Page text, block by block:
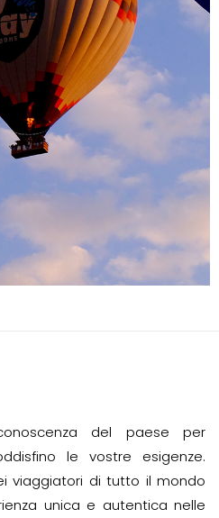
del paese per
le vostre esigenze.
viaggiatori di tutto il mondo
unica e autentica nelle